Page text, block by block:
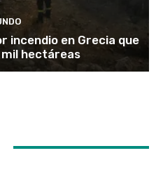
incendio en Grecia que
hectáreas